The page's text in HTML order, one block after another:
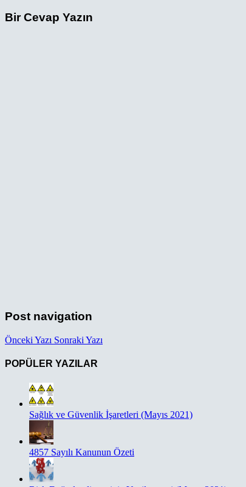
Bir Cevap Yazın
Post navigation
Önceki Yazı Sonraki Yazı
POPÜLER YAZILAR
Sağlık ve Güvenlik İşaretleri (Mayıs 2021)
4857 Sayılı Kanunun Özeti